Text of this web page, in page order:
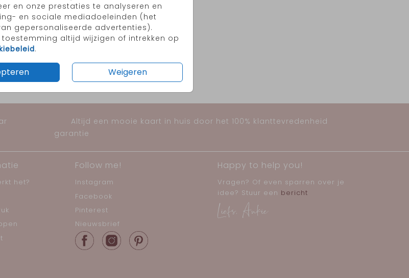
en onze prestaties te analyseren en
en sociale mediadoeleinden (het
gepersonaliseerde advertenties).
toestemming altijd wijzigen of intrekken op
.
Weigeren
Altijd een mooie kaart in huis door het 100% klanttevredenheid
garantie
het?
Follow me!
Instagram
Facebook
Pinterest
Nieuwsbrief
Happy to help you!
Vragen? Of even sparren over je
idee? Stuur een bericht